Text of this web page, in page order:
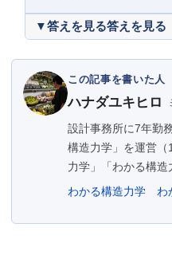
答えを見る
この記事を書いた人
ハナダユキヒロ
設計事務所に7年勤
構造力学」を運営
力学」「わかる構造
わかる構造力学
わ